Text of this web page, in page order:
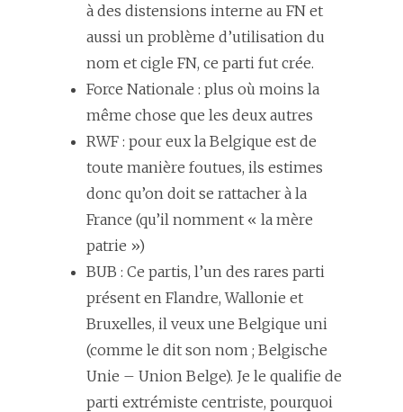
à des distensions interne au FN et
aussi un problème d’utilisation du
nom et cigle FN, ce parti fut crée.
Force Nationale : plus où moins la
même chose que les deux autres
RWF : pour eux la Belgique est de
toute manière foutues, ils estimes
donc qu’on doit se rattacher à la
France (qu’il nomment « la mère
patrie »)
BUB : Ce partis, l’un des rares parti
présent en Flandre, Wallonie et
Bruxelles, il veux une Belgique uni
(comme le dit son nom ; Belgische
Unie – Union Belge). Je le qualifie de
parti extrémiste centriste, pourquoi